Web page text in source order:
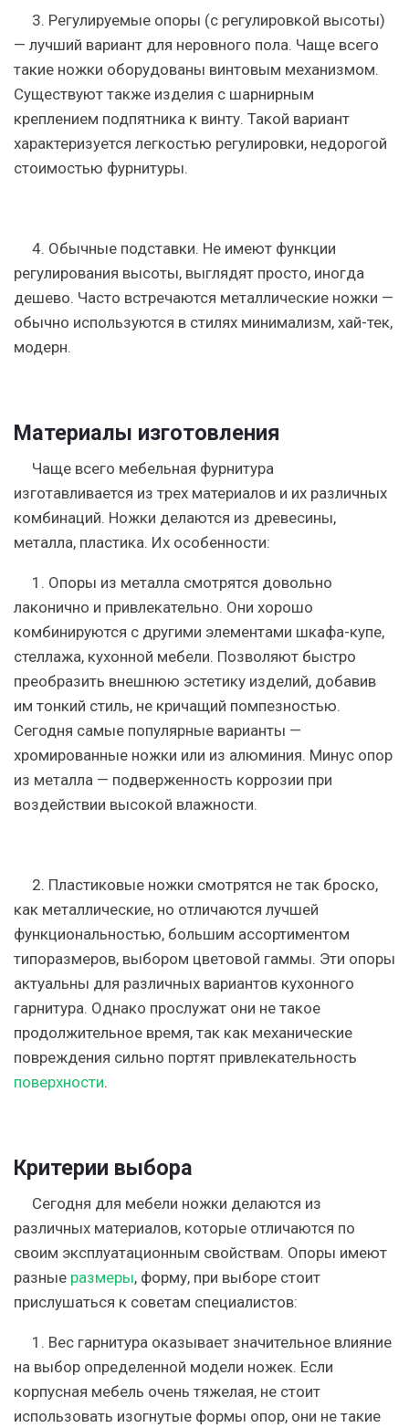
3. Регулируемые опоры (с регулировкой высоты)
— лучший вариант для неровного пола. Чаще всего
такие ножки оборудованы винтовым механизмом.
Существуют также изделия с шарнирным
креплением подпятника к винту. Такой вариант
характеризуется легкостью регулировки, недорогой
стоимостью фурнитуры.
4. Обычные подставки. Не имеют функции
регулирования высоты, выглядят просто, иногда
дешево. Часто встречаются металлические ножки —
обычно используются в стилях минимализм, хай-тек,
модерн.
Материалы изготовления
Чаще всего мебельная фурнитура
изготавливается из трех материалов и их различных
комбинаций. Ножки делаются из древесины,
металла, пластика. Их особенности:
1. Опоры из металла смотрятся довольно
лаконично и привлекательно. Они хорошо
комбинируются с другими элементами шкафа-купе,
стеллажа, кухонной мебели. Позволяют быстро
преобразить внешнюю эстетику изделий, добавив
им тонкий стиль, не кричащий помпезностью.
Сегодня самые популярные варианты —
хромированные ножки или из алюминия. Минус опор
из металла — подверженность коррозии при
воздействии высокой влажности.
2. Пластиковые ножки смотрятся не так броско,
как металлические, но отличаются лучшей
функциональностью, большим ассортиментом
типоразмеров, выбором цветовой гаммы. Эти опоры
актуальны для различных вариантов кухонного
гарнитура. Однако прослужат они не такое
продолжительное время, так как механические
повреждения сильно портят привлекательность
поверхности.
Критерии выбора
Сегодня для мебели ножки делаются из
различных материалов, которые отличаются по
своим эксплуатационным свойствам. Опоры имеют
разные размеры, форму, при выборе стоит
прислушаться к советам специалистов:
1. Вес гарнитура оказывает значительное влияние
на выбор определенной модели ножек. Если
корпусная мебель очень тяжелая, не стоит
использовать изогнутые формы опор, они не такие